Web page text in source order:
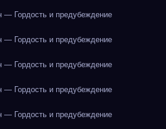
— Гордость и предубеждение
— Гордость и предубеждение
— Гордость и предубеждение
— Гордость и предубеждение
— Гордость и предубеждение